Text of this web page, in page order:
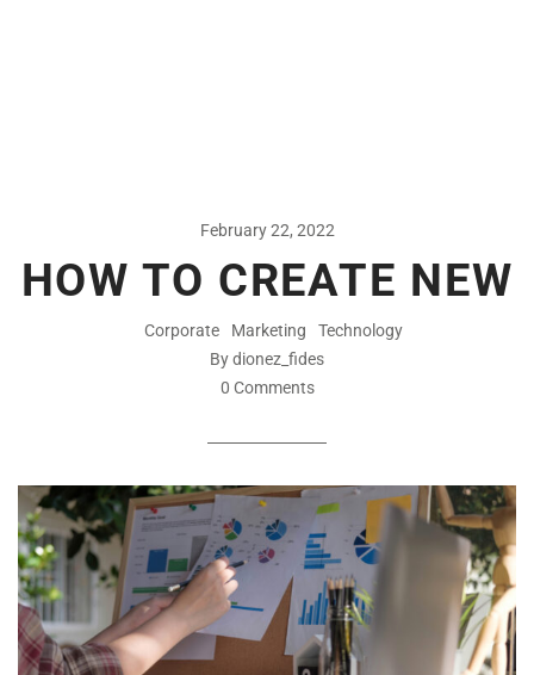
February 22, 2022
HOW TO CREATE NEW
Corporate Marketing
Technology
By dionez_fides
0 Comments